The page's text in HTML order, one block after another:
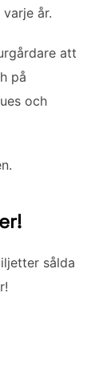
år.
att
på
och
sålda